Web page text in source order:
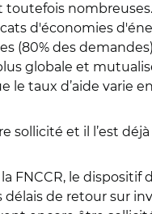
toutefois
d'économies
des
globale et
le taux d’aide
sollicité et il l’est
FNCCR, le
de retour sur